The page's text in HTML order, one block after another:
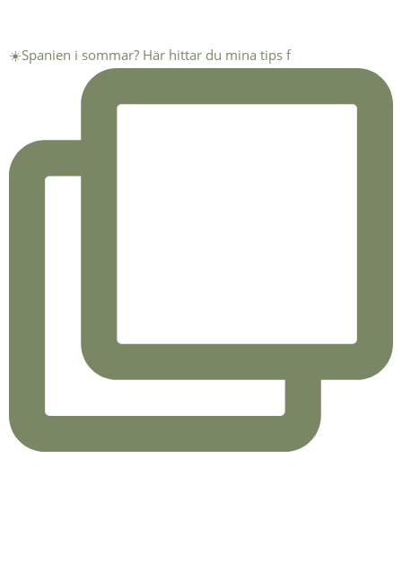
☀️Spanien i sommar? Här hittar du mina tips f